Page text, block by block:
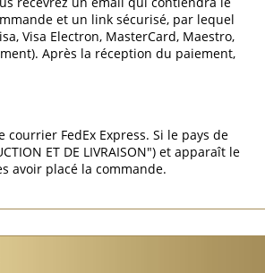
et un link sécurisé, par lequel
Visa Electron, MasterCard, Maestro,
Après la réception du paiement,
FedEx Express. Si le pays de
ET DE LIVRAISON") et apparaît le
avoir placé la commande.